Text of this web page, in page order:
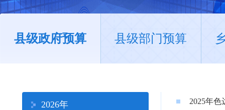
县级政府预算 县级部门预算
2026年 2025年